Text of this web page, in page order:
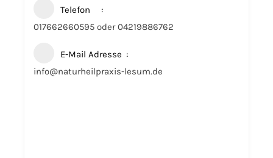
Telefon
017662660595 oder 04219886762
E-Mail Adresse
info@naturheilpraxis-lesum.de